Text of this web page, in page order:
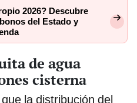
2026? Descubre
del Estado y
de agua
cisterna
la distribución del